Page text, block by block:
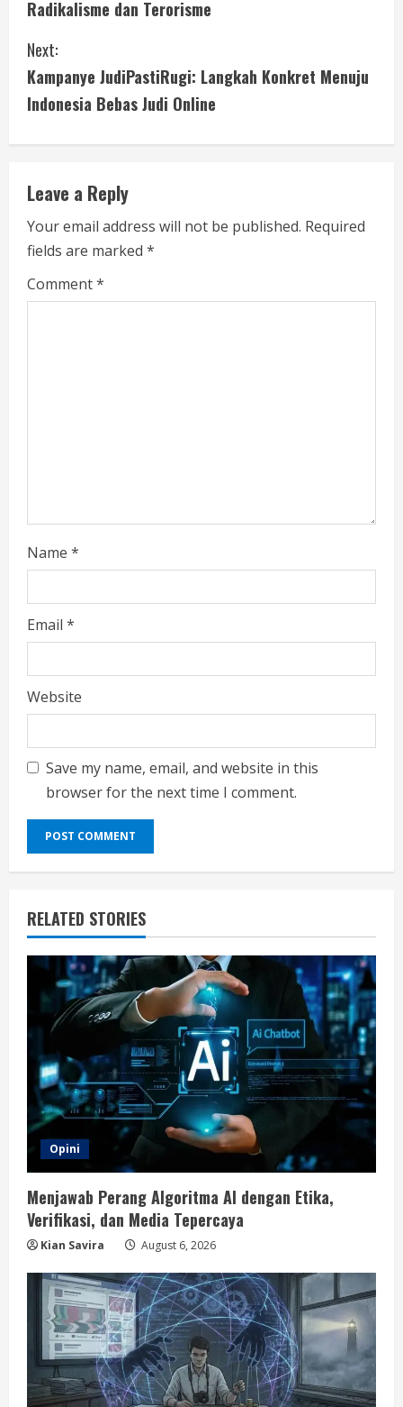
n
t
i
n
u
e
R
e
Radikalisme dan Terorisme
Next:
Kampanye JudiPastiRugi: Langkah Konkret Menuju
Indonesia Bebas Judi Online
Leave a Reply
Your email address will not be published. Required
fields are marked *
Comment*
Name *
Email *
Website
Save my name, email, and website in this
browser for the next time I comment.
RELATED STORIES
Opini
Menjawab Perang Algoritma AI dengan Etika,
Verifikasi, dan Media Tepercaya
Kian Savira August 6, 2026